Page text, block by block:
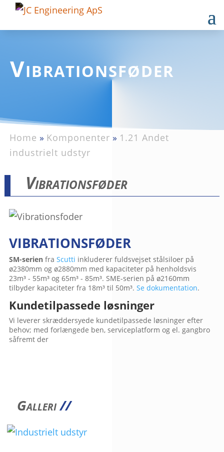
Vibrationsføder
Home » Komponenter » 1.21 Andet
industrielt udstyr
Vibrationsføder
VIBRATIONSFØDER
SM-serien fra Scutti inkluderer fuldsvejset stålsiloer på
ø2380mm og ø2880mm med kapaciteter på henholdsvis
23m³ - 55m³ og 65m³ - 85m³. SME-serien på ø2160mm
tilbyder kapaciteter fra 18m³ til 50m³. Se dokumentation.
Kundetilpassede løsninger
Vi leverer skræddersyede kundetilpassede løsninger efter
behov; med forlængede ben, serviceplatform og el. gangbro
såfremt der
Galleri//